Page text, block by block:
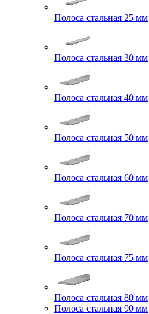
Полоса стальная 25 мм
Полоса стальная 30 мм
Полоса стальная 40 мм
Полоса стальная 50 мм
Полоса стальная 60 мм
Полоса стальная 70 мм
Полоса стальная 75 мм
Полоса стальная 80 мм
Полоса стальная 90 мм